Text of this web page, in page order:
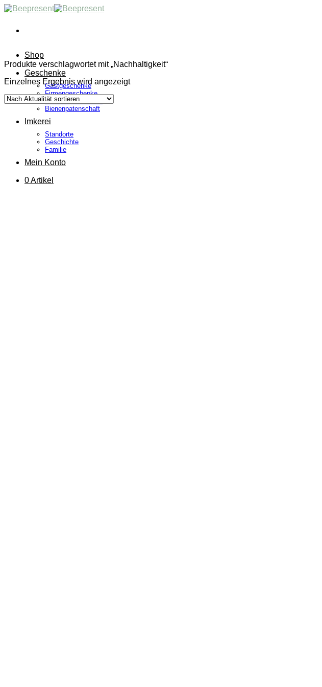
Skip
Shop
Geschenke
Gastgeschenke
Firmengeschenke
Bienenwachstücher
Bienenpatenschaft
Imkerei
Standorte
Geschichte
Familie
Mein Konto
0 Artikel
Produkte verschlagwortet mit „Nachhaltigkeit“
Einzelnes Ergebnis wird angezeigt